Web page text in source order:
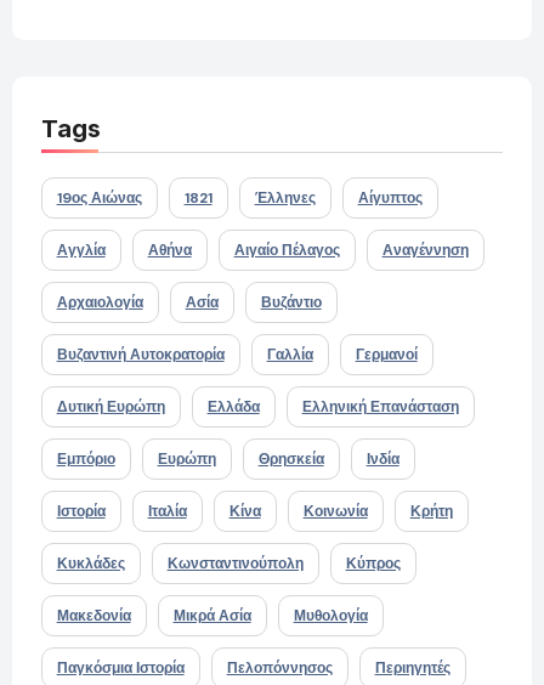
Tags
19ος Αιώνας 1821 Έλληνες Αίγυπτος
Αγγλία Αθήνα Αιγαίο Πέλαγος Αναγέννηση
Αρχαιολογία Ασία Βυζάντιο
Βυζαντινή Αυτοκρατορία Γαλλία Γερμανοί
Δυτική Ευρώπη Ελλάδα Ελληνική Επανάσταση
Εμπόριο Ευρώπη Θρησκεία Ινδία
Ιστορία Ιταλία Κίνα Κοινωνία Κρήτη
Κυκλάδες Κωνσταντινούπολη Κύπρος
Μακεδονία Μικρά Ασία Μυθολογία
Παγκόσμια Ιστορία Πελοπόννησος Περιηγητές